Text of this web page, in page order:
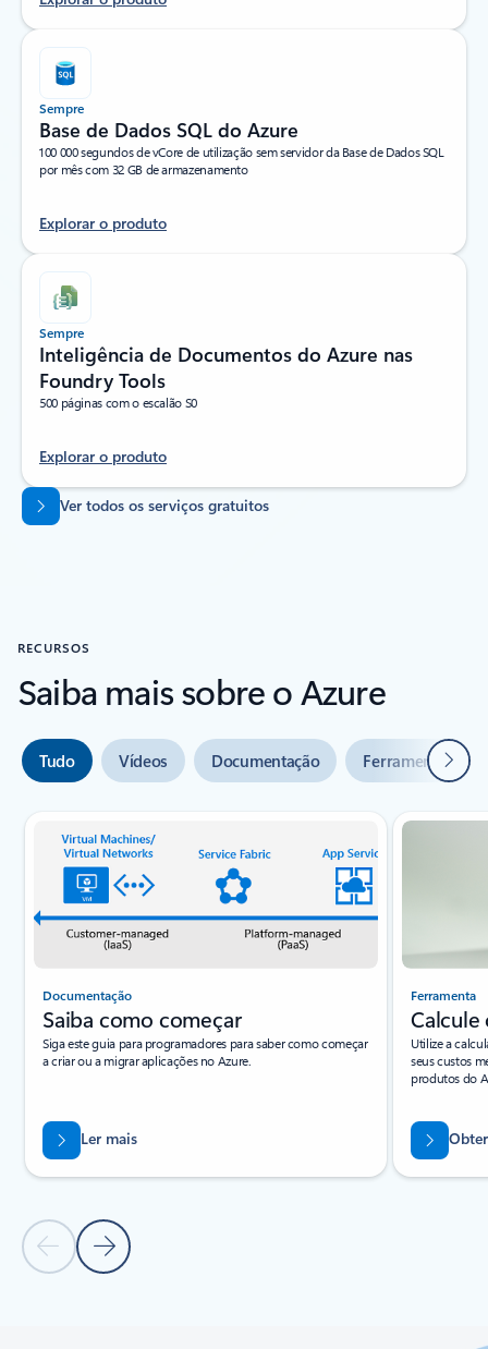
Sempre
Base de Dados SQL do Azure
100 000 segundos de vCore de utilização sem servidor da Base de Dados SQL
por mês com 32 GB de armazenamento
Explorar o produto
Sempre
Inteligência de Documentos do Azure nas
Foundry Tools
500 páginas com o escalão S0
Explorar o produto
Voltar aos separadores
Ver todos os serviços gratuitos
RECURSOS
Saiba mais sobre o Azure
Tudo Vídeos Documentação Ferramentas
Indicador do diapositivo {0} {1}
Diapositivo Anterior
Diapositivo Seguinte
Documentação
Saiba como começar
Siga este guia para programadores para saber como começar
a criar ou a migrar aplicações no Azure.
Ler mais
Ferramenta
Calcule
Utilize a
seus custos
produtos do